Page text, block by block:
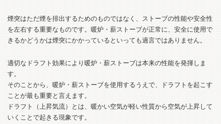
煙突はただ煙を排出するためのものではなく、ストーブの性能や安全性
を左右する重要なものです。暖炉・薪ストーブが正常に、安全に使用で
きるかどうかは煙突にかかっているといっても過言ではありません。
適切なドラフト効果により暖炉・薪ストーブは本来の性能を発揮しま
す。
そのことから、暖炉・薪ストーブを使用するうえで、ドラフトを起こす
ことが最も重要と言えます。
ドラフト（上昇気流）とは、暖かい空気が軽い性質から空気が上昇して
いくことで起きる現象です。